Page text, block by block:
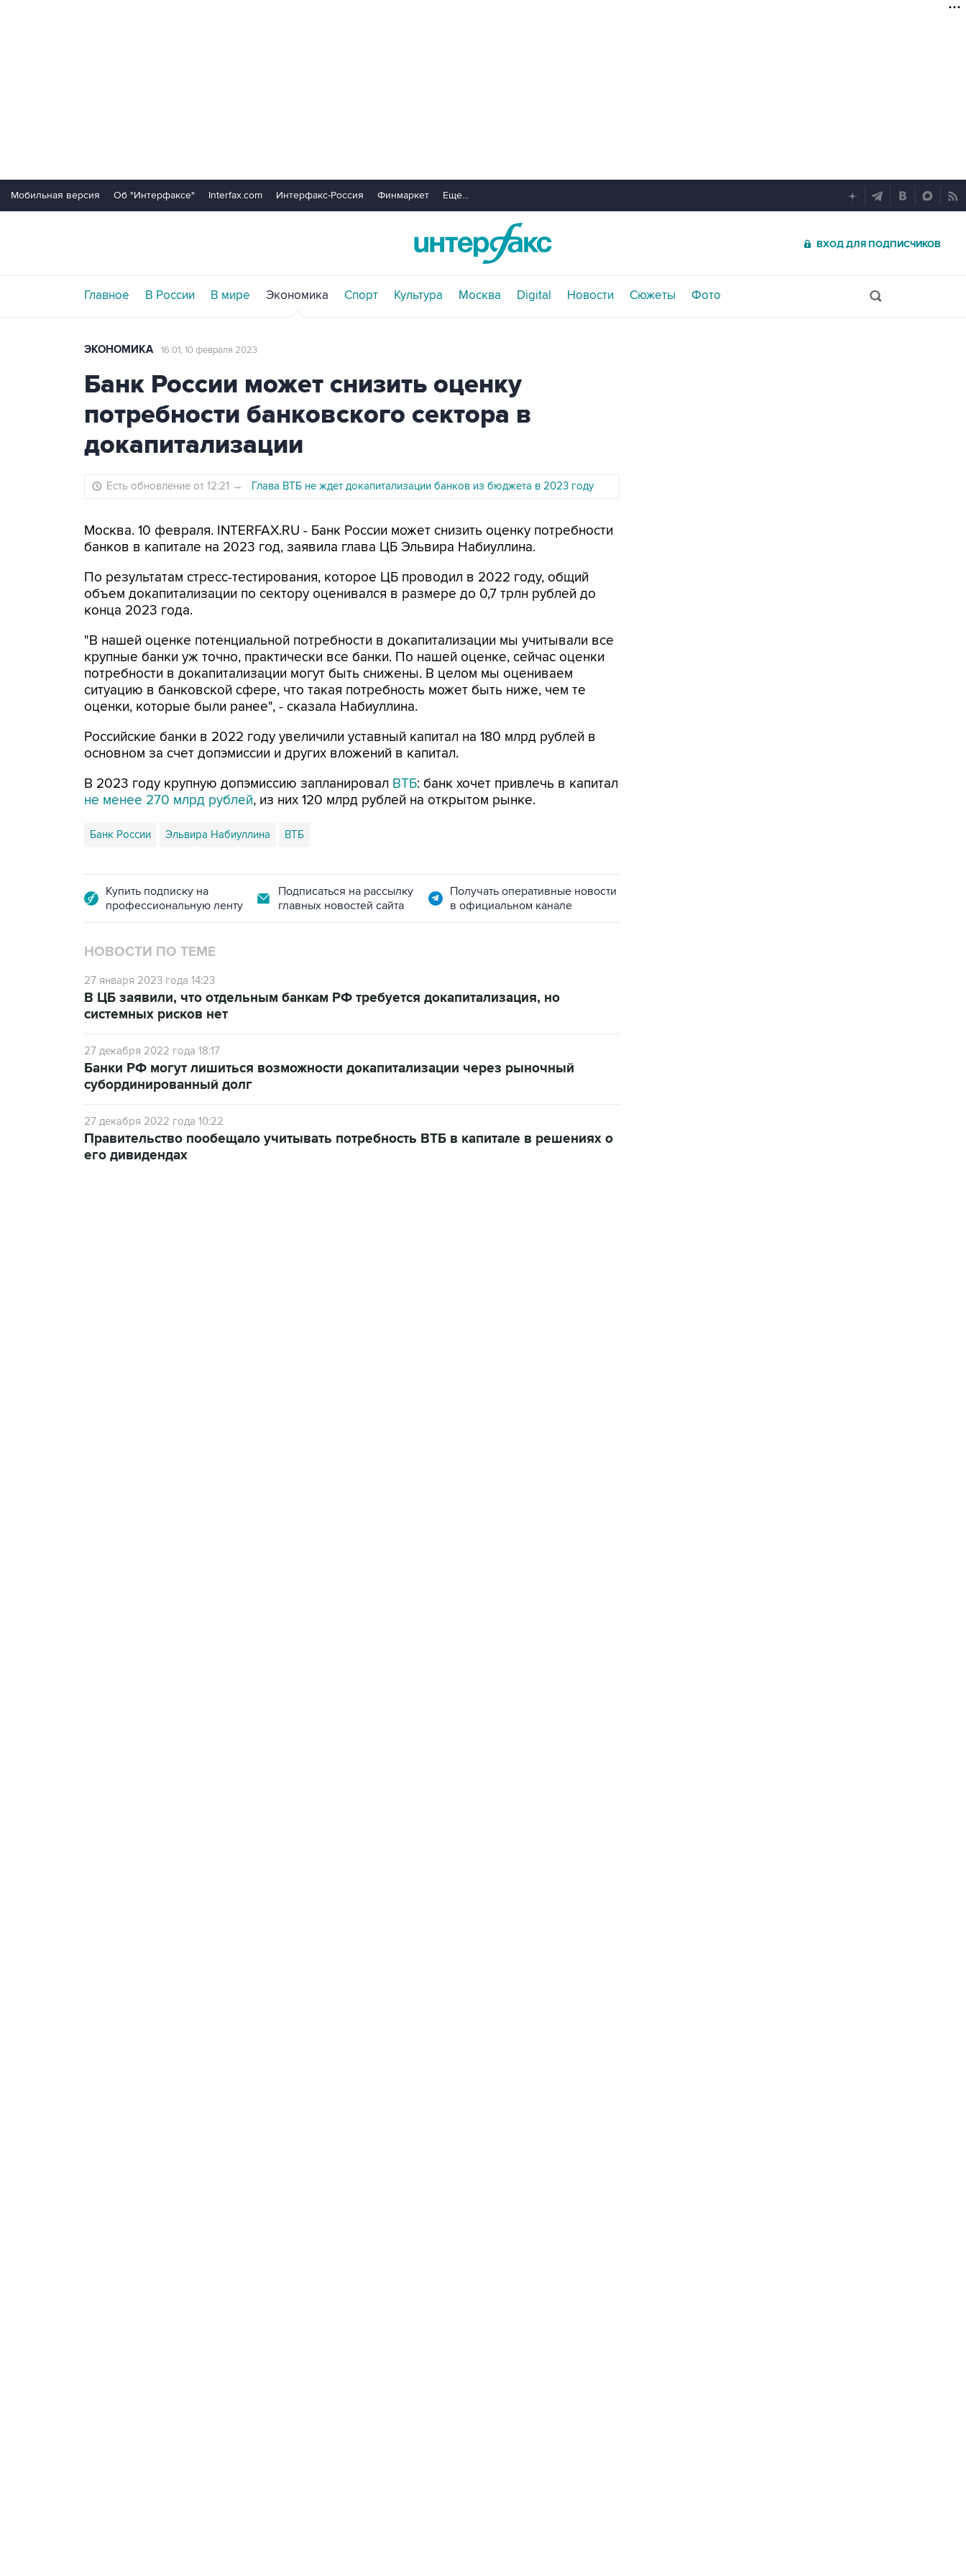
Мобильная версия Об "Интерфаксе" Interfax.com Интерфакс-Россия Финмаркет Еще...
ВХОД ДЛЯ ПОДПИСЧИКОВ
Главное В России В мире Экономика Спорт Культура Москва Digital Новости Сюжеты Фото
ЭКОНОМИКА 16:01, 10 февраля 2023
Банк России может снизить оценку
потребности банковского сектора в
докапитализации
Есть обновление от 12:21 → Глава ВТБ не ждет докапитализации банков из бюджета в 2023 году
Москва. 10 февраля. INTERFAX.RU - Банк России может снизить оценку потребности
банков в капитале на 2023 год, заявила глава ЦБ Эльвира Набиуллина.
По результатам стресс-тестирования, которое ЦБ проводил в 2022 году, общий
объем докапитализации по сектору оценивался в размере до 0,7 трлн рублей до
конца 2023 года.
"В нашей оценке потенциальной потребности в докапитализации мы учитывали все
крупные банки уж точно, практически все банки. По нашей оценке, сейчас оценки
потребности в докапитализации могут быть снижены. В целом мы оцениваем
ситуацию в банковской сфере, что такая потребность может быть ниже, чем те
оценки, которые были ранее", - сказала Набиуллина.
Российские банки в 2022 году увеличили уставный капитал на 180 млрд рублей в
основном за счет допэмиссии и других вложений в капитал.
В 2023 году крупную допэмиссию запланировал ВТБ: банк хочет привлечь в капитал
не менее 270 млрд рублей, из них 120 млрд рублей на открытом рынке.
Банк России Эльвира Набиуллина ВТБ
Купить подписку на
профессиональную ленту
Подписаться на рассылку
главных новостей сайта
Получать оперативные новости
в официальном канале
НОВОСТИ ПО ТЕМЕ
27 января 2023 года 14:23
В ЦБ заявили, что отдельным банкам РФ требуется докапитализация, но
системных рисков нет
27 декабря 2022 года 18:17
Банки РФ могут лишиться возможности докапитализации через рыночный
субординированный долг
27 декабря 2022 года 10:22
Правительство пообещало учитывать потребность ВТБ в капитале в решениях о
его дивидендах